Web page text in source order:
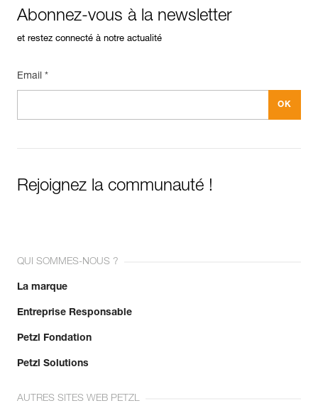
Abonnez-vous à la newsletter
et restez connecté à notre actualité
Email *
Rejoignez la communauté !
QUI SOMMES-NOUS ?
La marque
Entreprise Responsable
Petzl Fondation
Petzl Solutions
AUTRES SITES WEB PETZL